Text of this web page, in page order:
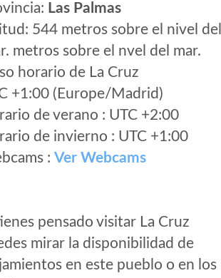
Las Palmas
544 metros sobre el nivel del
metros sobre el nvel del mar.
horario de La Cruz
+1:00 (Europe/Madrid)
de verano : UTC +2:00
de invierno : UTC +1:00
: Ver Webcams
pensado visitar La Cruz
mirar la disponibilidad de
en este pueblo o en los